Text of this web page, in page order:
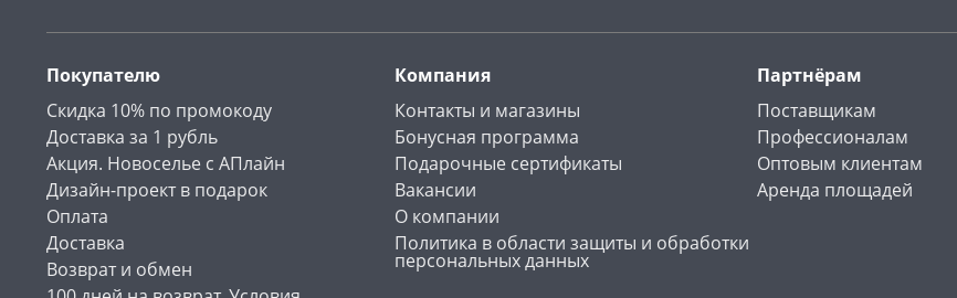
Покупателю
Скидка 10% по промокоду
Доставка за 1 рубль
Акция. Новоселье с АПлайн
Дизайн-проект в подарок
Оплата
Доставка
Возврат и обмен
Компания
Контакты и магазины
Бонусная программа
Подарочные сертификаты
Вакансии
О компании
Политика в области защиты и обработки
персональных данных
Партнёрам
Поставщикам
Профессионалам
Оптовым клиентам
Аренда площадей